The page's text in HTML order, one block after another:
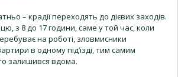
– крадії переходять до дієвих заходів.
з 8 до 17 години, саме у той час, коли
на роботі, зловмисники
в одному під’їзді, тим самим
залишився вдома.